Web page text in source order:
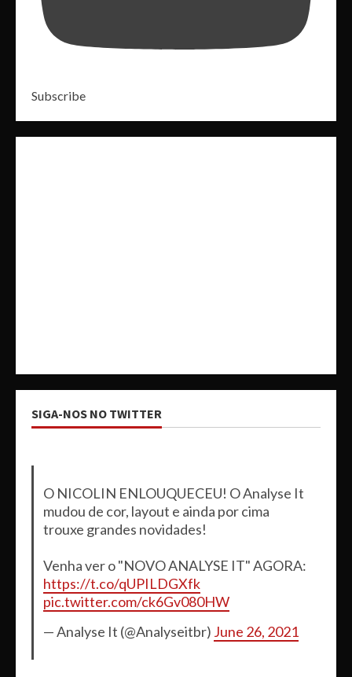
Subscribe
SIGA-NOS NO TWITTER
O NICOLIN ENLOUQUECEU! O Analyse It
mudou de cor, layout e ainda por cima
trouxe grandes novidades!
Venha ver o "NOVO ANALYSE IT" AGORA:
https://t.co/qUPILDGXfk
pic.twitter.com/ck6Gv080HW
— Analyse It (@Analyseitbr) June 26, 2021